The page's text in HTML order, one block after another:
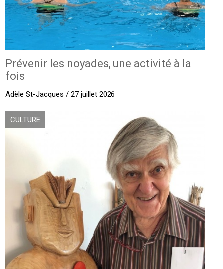
Prévenir les noyades, une activité à la
fois
Adèle St-Jacques / 27 juillet 2026
CULTURE